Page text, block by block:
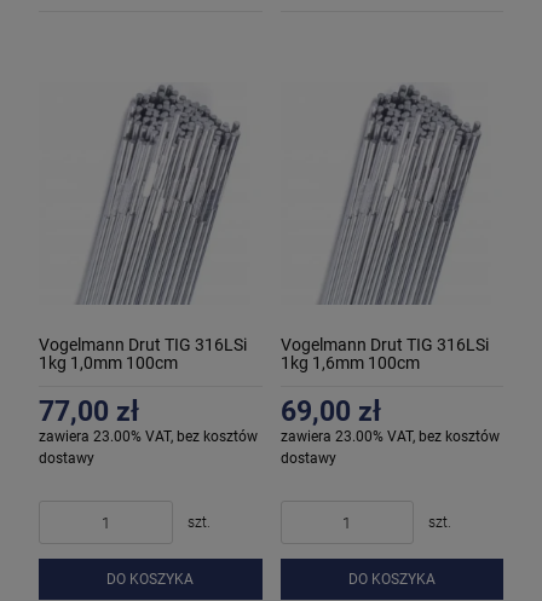
Vogelmann Drut TIG 316LSi
1kg 1,0mm 100cm
77,00 zł
zawiera 23.00% VAT, bez kosztów
dostawy
szt.
DO KOSZYKA
Vogelmann Drut TIG 316LSi
1kg 1,6mm 100cm
69,00 zł
zawiera 23.00% VAT, bez kosztów
dostawy
szt.
DO KOSZYKA